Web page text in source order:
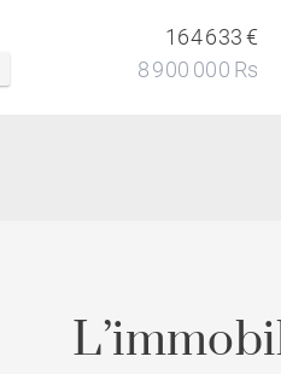
164 633 €
8 900 000 Rs